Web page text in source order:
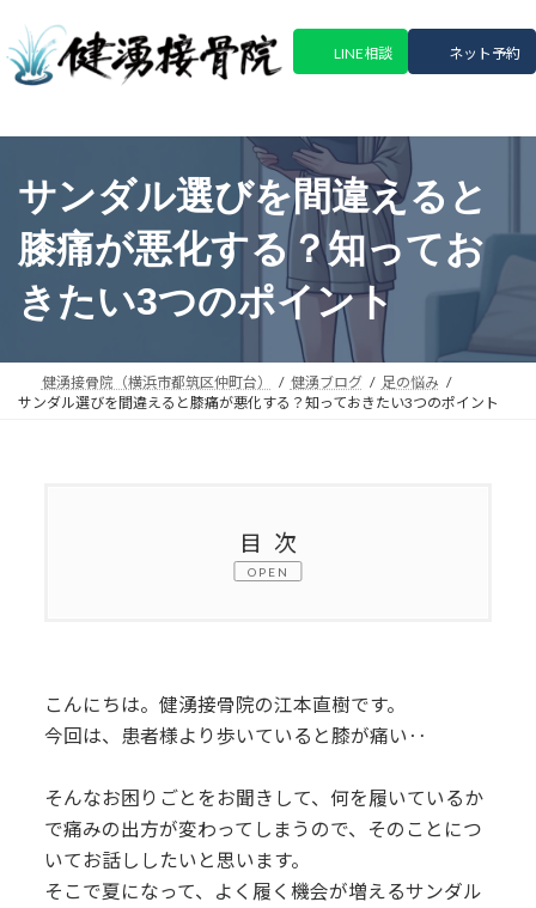
テ
ゲ
LINE相談 ネット予約
サンダル選びを間違えると
膝痛が悪化する？知ってお
きたい3つのポイント
健湧接骨院（横浜市都筑区仲町台） 健湧ブログ
足の悩み
サンダル選びを間違えると膝痛が悪化する？知っておきたい3つのポイント
目次
3.
長時間履いても安心なサンダルの選び
4. まとめ
こんにちは。健湧接骨院の江本直樹です。
今回は、患者様より歩いていると膝が痛い‥
そんなお困りごとをお聞きして、何を履いているか
で痛みの出方が変わってしまうので、そのことにつ
いてお話ししたいと思います。
そこで夏になって、よく履く機会が増えるサンダル